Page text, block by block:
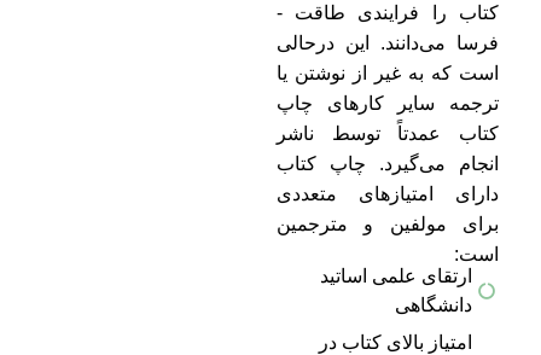
کتاب را فرایندی طاقت ­
فرسا می‌دانند. این درحالی
است که به غیر از نوشتن یا
ترجمه سایر کارهای چاپ
کتاب عمدتاً توسط ناشر
انجام می‌گیرد. چاپ کتاب
دارای امتیازهای متعددی
برای مولفین و مترجمین
است:
ارتقای علمی اساتید
دانشگاهی
امتیاز بالای کتاب در